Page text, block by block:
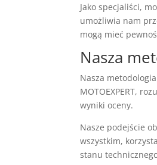
Jako specjaliści,
umożliwia nam
mogą mieć
Nasza
Nasza
MOTOEXPERT,
wyniki oceny.
Nasze podejście
wszystkim,
stanu